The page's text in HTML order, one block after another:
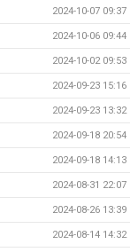
2024-10-07 09:37
2024-10-06 09:44
2024-10-02 09:53
2024-09-23 15:16
2024-09-23 13:32
2024-09-18 20:54
2024-09-18 14:13
2024-08-31 22:07
2024-08-26 13:39
2024-08-14 14:32